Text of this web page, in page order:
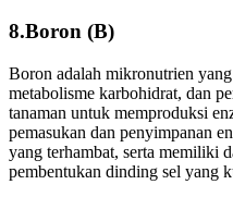
8.Boron (B)
Boron adalah mikronutrien
metabolisme karbohidrat, dan
tanaman untuk memproduksi
pemasukan dan penyimpanan
yang terhambat, serta memiliki
pembentukan dinding sel yang